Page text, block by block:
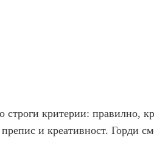
критерии: правилно,
и креативност. Горди